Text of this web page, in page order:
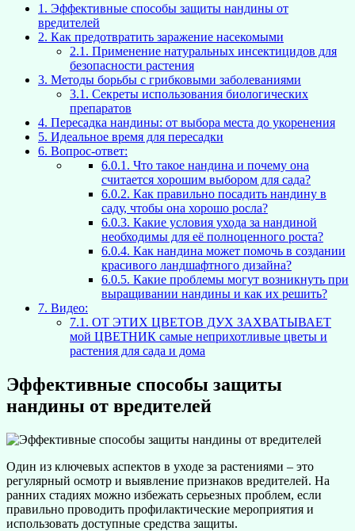
1. Эффективные способы защиты нандины от
вредителей
2. Как предотвратить заражение насекомыми
2.1. Применение натуральных инсектицидов для
безопасности растения
3. Методы борьбы с грибковыми заболеваниями
3.1. Секреты использования биологических
препаратов
4. Пересадка нандины: от выбора места до укоренения
5. Идеальное время для пересадки
6. Вопрос-ответ:
6.0.1. Что такое нандина и почему она
считается хорошим выбором для сада?
6.0.2. Как правильно посадить нандину в
саду, чтобы она хорошо росла?
6.0.3. Какие условия ухода за нандиной
необходимы для её полноценного роста?
6.0.4. Как нандина может помочь в создании
красивого ландшафтного дизайна?
6.0.5. Какие проблемы могут возникнуть при
выращивании нандины и как их решить?
7. Видео:
7.1. ОТ ЭТИХ ЦВЕТОВ ДУХ ЗАХВАТЫВАЕТ
мой ЦВЕТНИК самые неприхотливые цветы и
растения для сада и дома
Эффективные способы защиты
нандины от вредителей
Один из ключевых аспектов в уходе за растениями – это
регулярный осмотр и выявление признаков вредителей. На
ранних стадиях можно избежать серьезных проблем, если
правильно проводить профилактические мероприятия и
использовать доступные средства защиты.